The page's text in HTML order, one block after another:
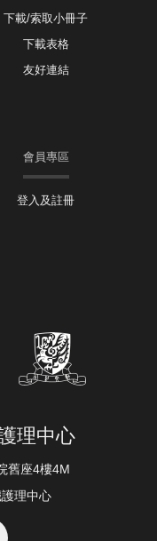
下載/索取小冊子
下載表格
友好連結
會員專區
登入及註冊
理中心
舊座4樓4M
理中心